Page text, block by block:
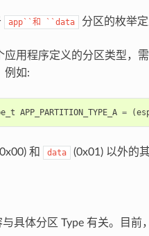
app``和 ``data 分区的枚举定
用程序定义的分区类型，
例如:
APP_PARTITION_TYPE_A = (
和 data (0x01) 以外的
具体分区 Type 有关。目前